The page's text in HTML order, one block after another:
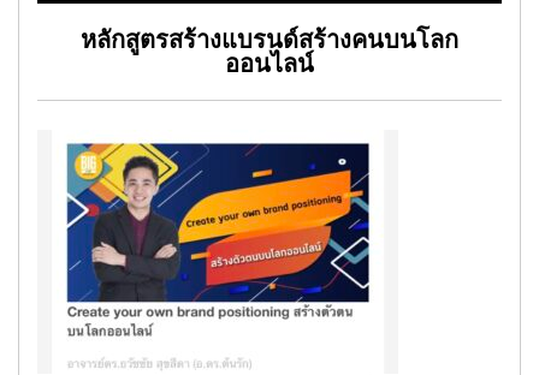
หลักสูตรสร้างแบรนด์สร้างคนบนโลก
ออนไลน์